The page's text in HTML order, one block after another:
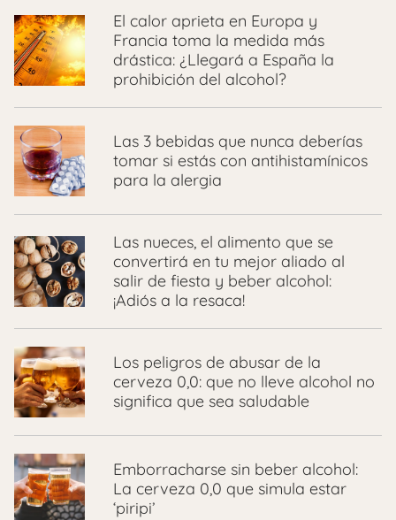
El calor aprieta en Europa y
Francia toma la medida más
drástica: ¿Llegará a España la
prohibición del alcohol?
Las 3 bebidas que nunca deberías
tomar si estás con antihistamínicos
para la alergia
Las nueces, el alimento que se
convertirá en tu mejor aliado al
salir de fiesta y beber alcohol:
¡Adiós a la resaca!
Los peligros de abusar de la
cerveza 0,0: que no lleve alcohol no
significa que sea saludable
Emborracharse sin beber alcohol:
La cerveza 0,0 que simula estar
‘piripi’